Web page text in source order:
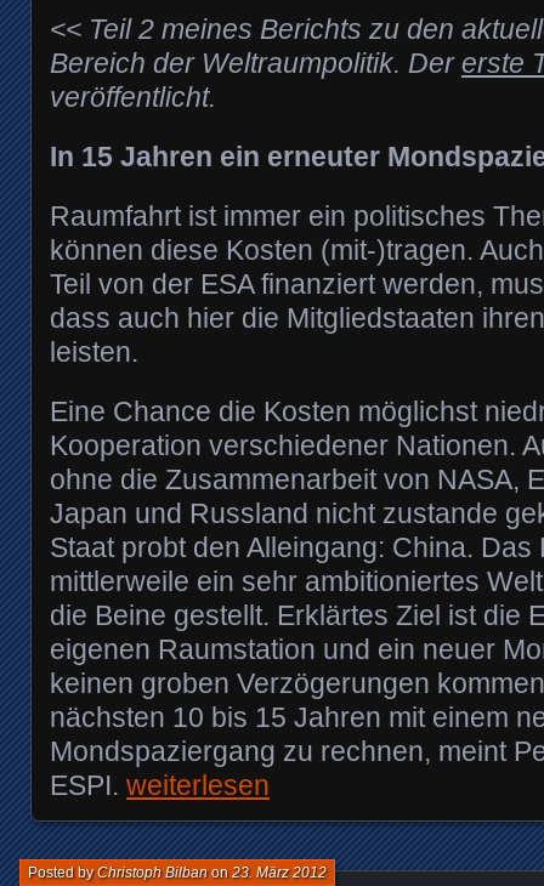
<< Teil 2 meines Berichts zu den
Bereich der Weltraumpolitik. Dererste
veröffentlicht.
In 15 Jahren ein erneuter
Raumfahrt ist immer ein politisches
können diese Kosten (mit-)tragen.
Teil von der ESA finanziert werden,
dass auch hier die Mitgliedstaaten
leisten.
Eine Chance die Kosten möglichst
Kooperation verschiedener Nationen.
ohne die Zusammenarbeit von NASA,
Japan und Russland nicht zustande
Staat probt den Alleingang: China. Das
mittlerweile ein sehr ambitioniertes
die Beine gestellt. Erklärtes Ziel ist die
eigenen Raumstation und ein neuer
keinen groben Verzögerungen
nächsten 10 bis 15 Jahren mit einem
Mondspaziergang zu rechnen, meint
ESPI. weiterlesen
Posted byChristoph Bilbanon23. März 2012